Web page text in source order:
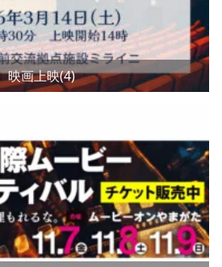
映画上映(4)